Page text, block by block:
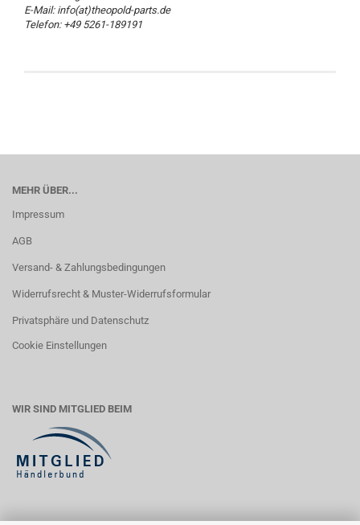
E-Mail: info(at)theopold-parts.de
Telefon: +49 5261-189191
MEHR ÜBER...
Impressum
AGB
Versand- & Zahlungsbedingungen
Widerrufsrecht & Muster-Widerrufsformular
Privatsphäre und Datenschutz
Cookie Einstellungen
WIR SIND MITGLIED BEIM